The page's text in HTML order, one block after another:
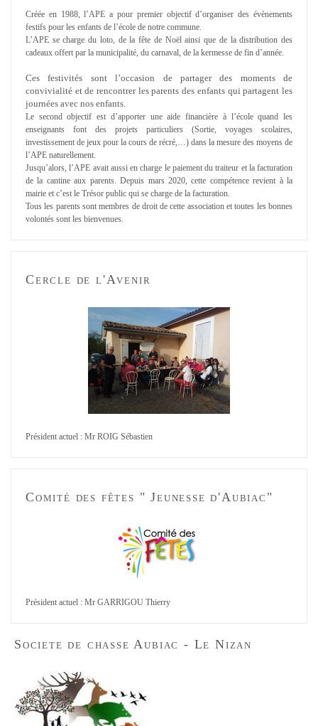
Créée en 1988, l’APE a pour premier objectif d’organiser des évènements
festifs pour les enfants de l’école de notre commune.
L’APE se charge du loto, de la fête de Noël ainsi que de la distribution des
cadeaux offert par la municipalité, du carnaval, de la kermesse de fin d’année.
Ces festivités sont l’occasion de partager des moments de
convivialité et de rencontrer les parents des enfants qui partagent les
journées avec nos enfants.
Le second objectif est d’apporter une aide financière à l’école quand les
enseignants font des projets particuliers (Sortie, voyages scolaires,
investissement de jeux pour la cours de récré,…) dans la mesure des moyens de
l’APE naturellement.
Jusqu’alors, l’APE avait aussi en charge le paiement du traiteur et la facturation
de la cantine aux parents. Depuis mars 2020, cette compétence revient à la
mairie et c’est le Trésor public qui se charge de la facturation.
Tous les parents sont membres de droit de cette association et toutes les bonnes
volontés sont les bienvenues.
Cercle de l'Avenir
Président actuel : Mr ROIG Sébastien
Comité des fêtes " Jeunesse d'Aubiac"
Président actuel : Mr GARRIGOU Thierry
Societe de chasse Aubiac - Le Nizan